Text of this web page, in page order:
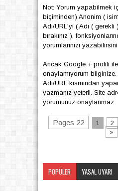
Not: Yorum yapabilmek
biçiminden) Anonim (
Adı/URL'yi ( Adı ( gerekli
bırakınız ),
yorumlarınızı
Ancak Google + profili ile
onaylamıyorum
Adı/URL kısmından
yazmanız yeterli. Site
yorumunuz onaylanmaz.
Pages 22 1 2
»
POPÜLER YASAL UYARI